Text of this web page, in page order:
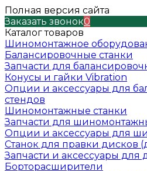
Полная версия сайта
Заказать звонок0
Каталог товаров
Шиномонтажное
Балансировочные станки
Запчасти для
Конусы и гайки Vibration
Опции и аксессуары для
стендов
Шиномонтажные станки
Запчасти для
Опции и аксессуары для
Станок для правки дисков
Запчасти и аксессуары для
Борторасширители